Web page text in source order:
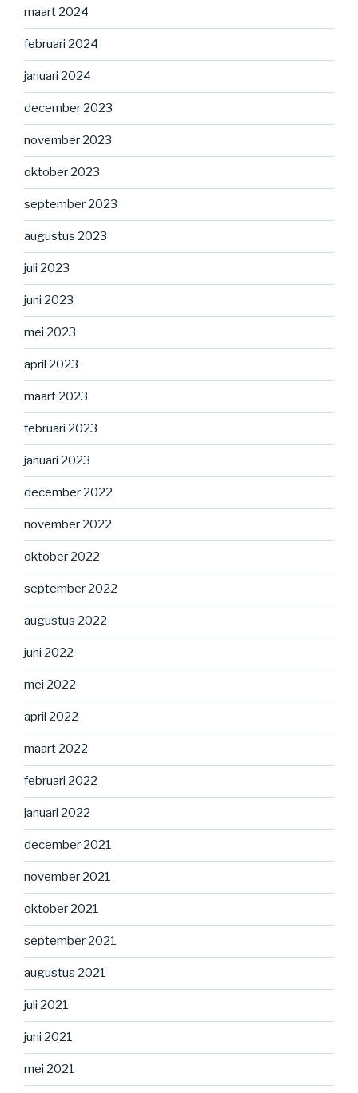
maart 2024
februari 2024
januari 2024
december 2023
november 2023
oktober 2023
september 2023
augustus 2023
juli 2023
juni 2023
mei 2023
april 2023
maart 2023
februari 2023
januari 2023
december 2022
november 2022
oktober 2022
september 2022
augustus 2022
juni 2022
mei 2022
april 2022
maart 2022
februari 2022
januari 2022
december 2021
november 2021
oktober 2021
september 2021
augustus 2021
juli 2021
juni 2021
mei 2021